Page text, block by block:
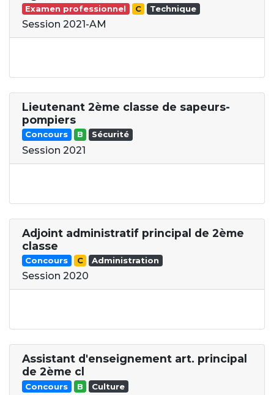
Examen professionnel C Technique
Session 2021-AM
Lieutenant 2ème classe de sapeurs-
pompiers
Concours B Sécurité
Session 2021
Adjoint administratif principal de 2ème
classe
Concours C Administration
Session 2020
Assistant d'enseignement art. principal
de 2ème cl
Concours B Culture